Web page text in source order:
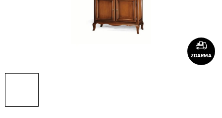
ZDARMA